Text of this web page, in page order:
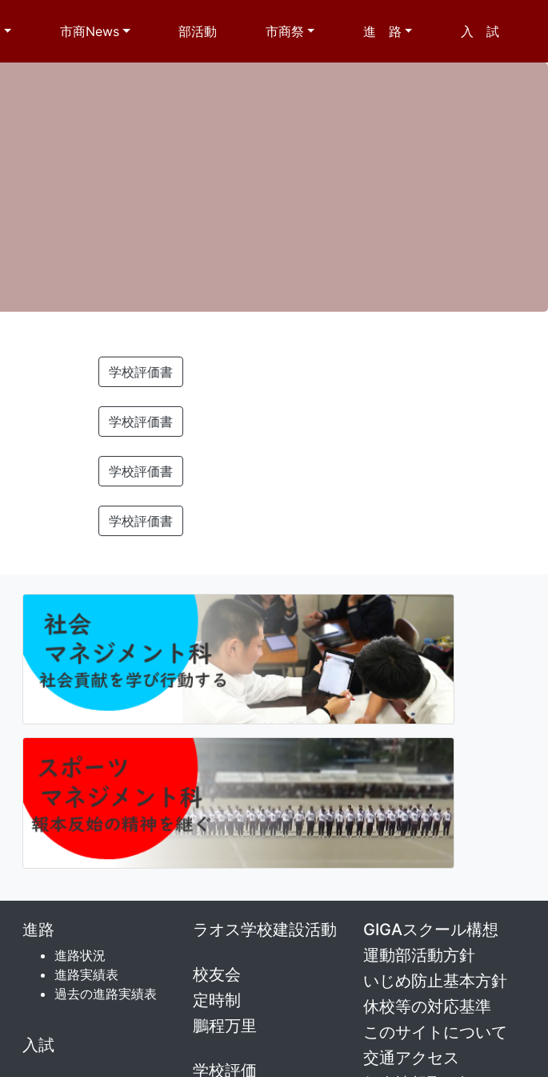
市商News 部活動 市商祭 進 路 入 試
学校評価書
学校評価書
学校評価書
学校評価書
進路
進路状況
進路実績表
過去の進路実績表
入試
ラオス学校建設活動
校友会
定時制
鵬程万里
学校評価
GIGAスクール構想
運動部活動方針
いじめ防止基本方針
休校等の対応基準
このサイトについて
交通アクセス